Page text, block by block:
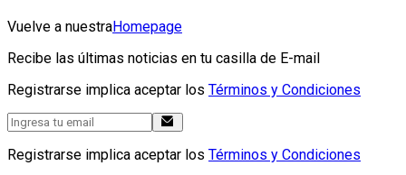
Vuelve a nuestraHomepage
Recibe las últimas noticias en tu casilla de E-mail
Registrarse implica aceptar los Términos y Condiciones
Registrarse implica aceptar los Términos y Condiciones